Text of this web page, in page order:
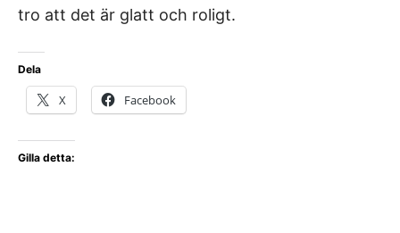
tro att det är glatt och roligt.
Dela
X Facebook
Gilla detta: